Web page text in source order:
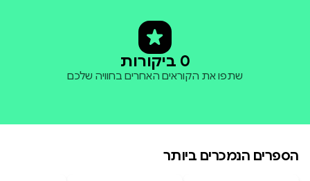
0 ביקורות
שתפו את הקוראים האחרים בחוויה שלכם
הספרים הנמכרים ביותר